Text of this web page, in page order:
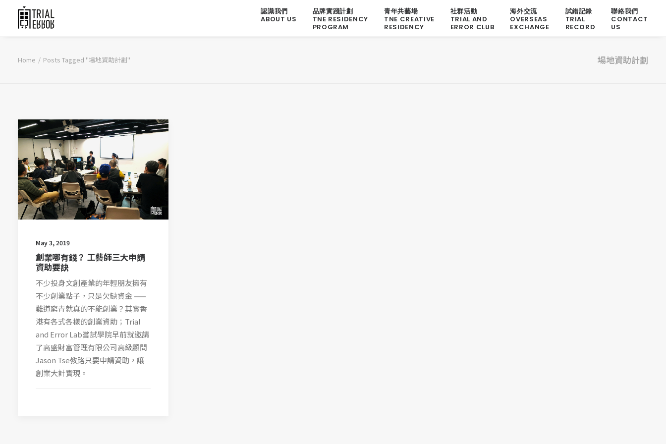
認識我們
ABOUT US
品牌實踐計劃
TNE RESIDENCY
PROGRAM
青年共藝場
TNE CREATIVE
RESIDENCY
社群活動
TRIAL AND
ERROR CLUB
海外交流
OVERSEAS
EXCHANGE
試錯記錄
TRIAL
RECORD
聯絡我們
CONTACT
US
場地資助計劃
Home Posts Tagged "場地資助計劃"
May 3, 2019
創業哪有錢？ 工藝師三大申請
資助要訣
不少投身文創產業的年輕朋友擁有
不少創業點子，只是欠缺資金 ——
難道窮青就真的不能創業？其實香
港有各式各樣的創業資助；Trial
and Error Lab嘗試學院早前就邀請
了高盛財富管理有限公司高級顧問
Jason Tse教路只要申請資助，讓
創業大計實現。